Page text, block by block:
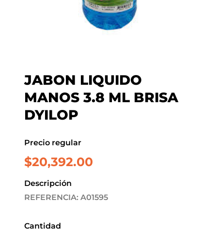
JABON LIQUIDO
MANOS 3.8 ML BRISA
DYILOP
Precio regular
$20,392.00
Descripción
REFERENCIA: A01595
Cantidad